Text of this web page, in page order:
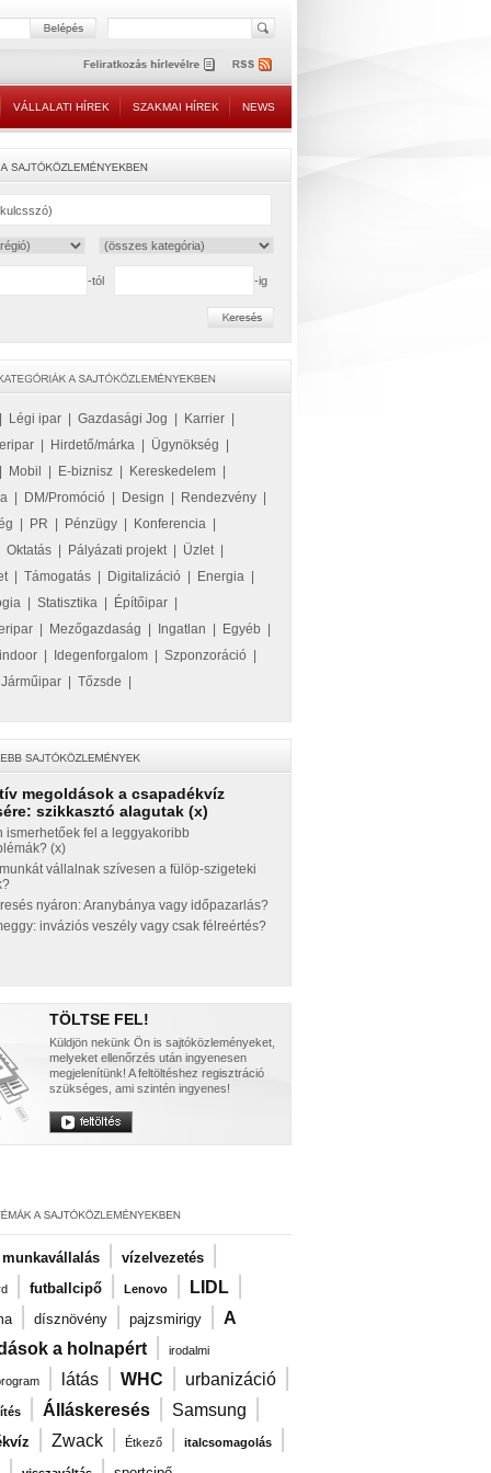
VÁLLALATI HÍREK SZAKMAI HÍREK NEWS
-tól -ig
Légi ipar Gazdasági Jog Karrier
Hirdető/márka Ügynökség
Mobil E-biznisz Kereskedelem
DM/Promóció Design Rendezvény
PR Pénzügy Konferencia
Oktatás Pályázati projekt| Üzlet|
| Támogatás Digitalizáció Energia
Statisztika Építőipar
Mezőgazdaság Ingatlan Egyéb
Idegenforgalom Szponzoráció
Járműipar Tőzsde
megoldások a csapadékvíz
szikkasztó alagutak (x)
ismerhetőek fel a leggyakoribb
(x)
vállalnak szívesen a fülöp-szigeteki
nyáron: Aranybánya vagy időpazarlás?
inváziós veszély vagy csak félreértés?
TÖLTSE FEL!
Küldjön nekünk Ön is sajtóközleményeket,
melyeket ellenőrzés után ingyenesen
megjelenítünk! A feltöltéshez regisztráció
szükséges, ami szintén ingyenes!
| vízelvezetés |
| futballcipő | Lenovo | LIDL |
| dísznövény | pajzsmirigy | A
a holnapért | irodalmi
| látás | WHC | urbanizáció |
| Álláskeresés | Samsung |
| Zwack | Étkező | italcsomagolás |